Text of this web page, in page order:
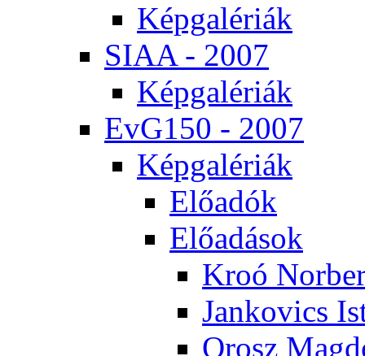
Kép­ga­lé­ri­ák
SI­AA - 2007
Kép­ga­lé­ri­ák
EvG150 - 2007
Kép­ga­lé­ri­ák
Elő­adók
Elő­adá­sok
Kroó
Jan­ko­vics
Orosz